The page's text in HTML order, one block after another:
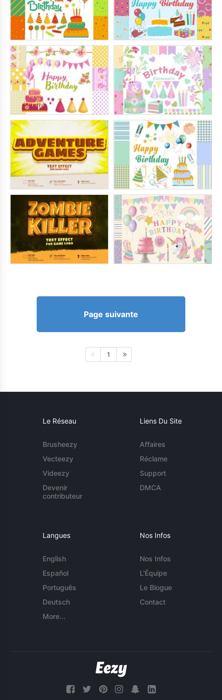
Page suivante
1
Le Réseau
Brusheezy
Vecteezy
Videezy
Devenir
contributeur
Liens Du Site
Affaires
Réclame
Support
DMCA
Langues
English
Español
Português
Deutsch
More...
Nos Infos
Nos Infos
L'Équipe
Le Blogue
Contact